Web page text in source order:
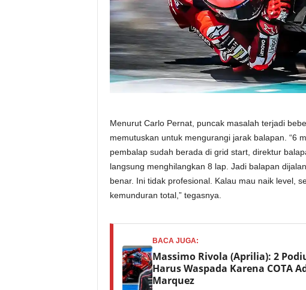
Menurut Carlo Pernat, puncak masalah terjadi
memutuskan untuk mengurangi jarak balapan. “6
pembalap sudah berada di grid start, direktur
langsung menghilangkan 8 lap. Jadi balapan
benar. Ini tidak profesional. Kalau mau naik level,
kemunduran total,” tegasnya.
BACA JUGA:
Massimo Rivola (Aprilia): 2
Harus Waspada Karena COTA
Marquez